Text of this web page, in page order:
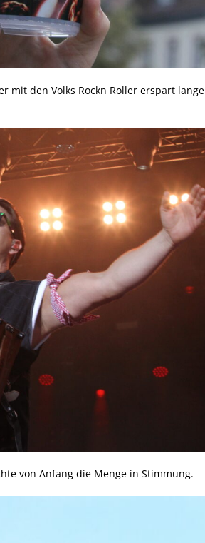
mit den Volks Rockn Roller erspart lange
von Anfang die Menge in Stimmung.